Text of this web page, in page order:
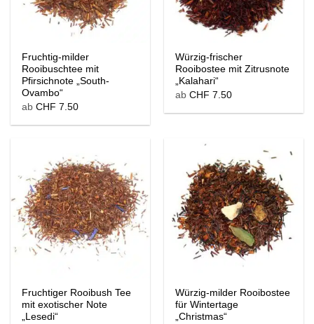
Fruchtig-milder
Rooibuschtee mit
Pfirsichnote „South-
Ovambo“
abCHF 7.50
Würzig-frischer
Rooibostee mit Zitrusnote
„Kalahari“
abCHF 7.50
Fruchtiger Rooibush Tee
mit exotischer Note
„Lesedi“
Würzig-milder Rooibostee
für Wintertage
„Christmas“